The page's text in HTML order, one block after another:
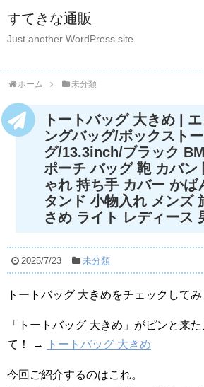
すてきな通販
Just another WordPress site
ホーム 未分類
トートバッグ 大きめ |
ングバッグ/ボックスト
グ/13.3inch/ブラック
ポーチ バッグ 鞄 カバン
ゃれ 持ち手 カバー かば
タンド 小物入れ メンズ
さめ ライト レディース
2025/7/23 未分類
トートバッグ 大きめをチェックしてみ
「トートバッグ 大きめ」がピンと来
て！ →
トートバッグ 大きめ
今回ご紹介するのはこれ。